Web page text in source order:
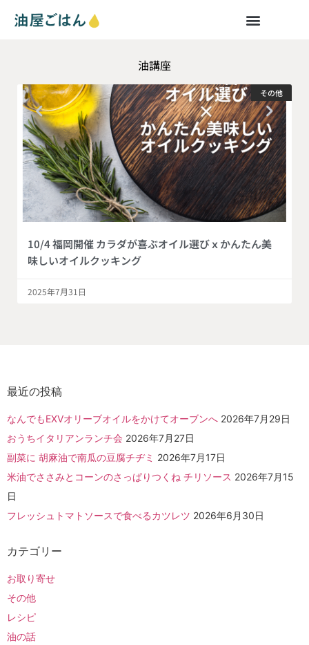
油講座
その他
10/4 福岡開催 カラダが喜ぶオイル選びｘかんたん美
味しいオイルクッキング
2025年7月31日
最近の投稿
なんでもEXVオリーブオイルをかけてオーブンへ 2026年7月29日
おうちイタリアンランチ会 2026年7月27日
副菜に 胡麻油で南瓜の豆腐チヂミ 2026年7月17日
米油でささみとコーンのさっぱりつくね チリソース 2026年7月15
日
フレッシュトマトソースで食べるカツレツ 2026年6月30日
カテゴリー
お取り寄せ
その他
レシピ
油の話